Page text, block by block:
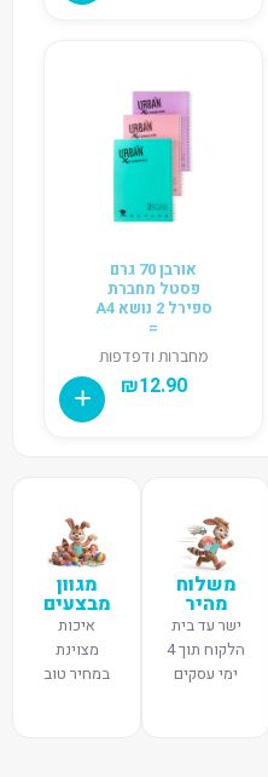
אורבן 70 גרם
פסטל מחברת
ספירל 2 נושא A4
=
מחברות ודפדפות
₪12.90
משלוח
מהיר
ישר עד בית
הלקוח תוך 4
ימי עסקים
מגוון
מבצעים
איכות
מצוינת
במחיר טוב